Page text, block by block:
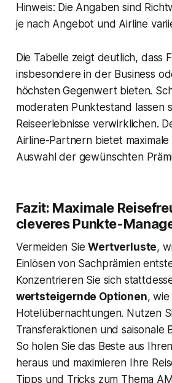
Hinweis: Die Angaben sind
je nach Angebot und Airline
Die Tabelle zeigt deutlich, dass
insbesondere in der Business
höchsten Gegenwert bieten.
moderaten Punktestand lassen
Reiseerlebnisse verwirklichen.
Airline-Partnern bietet
Auswahl der gewünschten
Fazit: Maximale
cleveres Punkte-
Vermeiden SieWertverluste,
Einlösen von Sachprämien
Konzentrieren Sie sich
wertsteigernde Optionen,
Hotelübernachtungen. Nutzen
Transferaktionen und saisonale
So holen Sie das Beste aus
heraus und maximieren Ihre
Tipps und Tricks zum Thema